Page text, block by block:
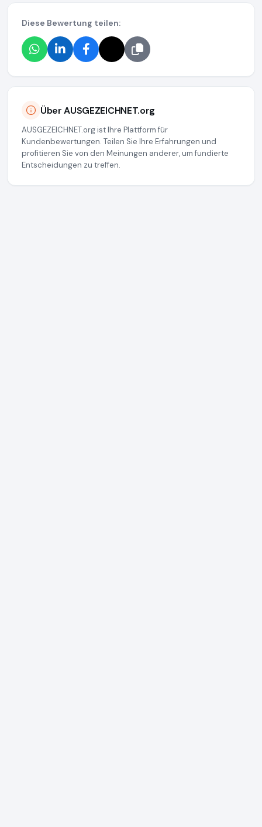
Diese Bewertung teilen:
Über AUSGEZEICHNET.org
AUSGEZEICHNET.org ist Ihre Plattform für
Kundenbewertungen. Teilen Sie Ihre Erfahrungen und
profitieren Sie von den Meinungen anderer, um fundierte
Entscheidungen zu treffen.